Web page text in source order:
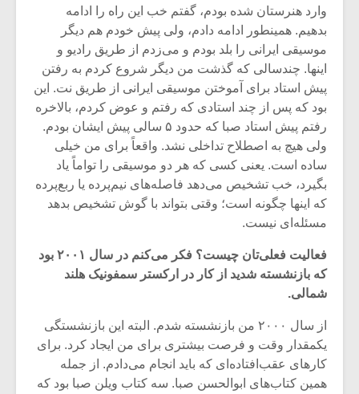
وارد هنرستان شده بودم، گفتم خب این راه را ادامه
بدهیم. همینطور ادامه دادم، ولی پیش خودم هم دیگر
موسیقی ایرانی را بلد بودم و می‌زدم از طریق رادیو و
اینها. چندسالی که گذشت من دیگر شروع کردم به رفتن
پیش استاد برای آموختن موسیقی ایرانی از طریق نت. این
بود که پس از چند استادی که رفتم و عوض کردم، بالاخره
رفتم پیش استاد صبا که حدود ۵ سالی پیش ایشان بودم.
ولی هیچ به اصطلاح تداخلی نشد. واقعاً برای من خیلی
ساده است. یعنی کسی که هر دو موسیقی را تواماً یاد
بگیرد، خب تشخیص می‌دهد فاصله‌های نیم‌پرده یا ربع‌پرده
که اینها چگونه است؛ وقتی بتواند با گوش تشخیص بدهد
مسئله‌ای نیست.
فعالیت فعلی‌تان چیست؟ فکر می‌کنم در سال ۲۰۰۱ بود
که بازنشسته شدید از کار در ارکستر سمفونیک هلند
شمالی.
از سال ۲۰۰۰ من بازنشسته شدم. البته این بازنشستگی
یکمقدار وقت و فرصت بیشتری برای من ایجاد کرد. برای
کارهای عقب‌افتاده‌ای که باید انجام می‌دادم. از جمله
همین کتاب‌های ابوالحسن صبا. سه کتاب ویلن صبا بود که